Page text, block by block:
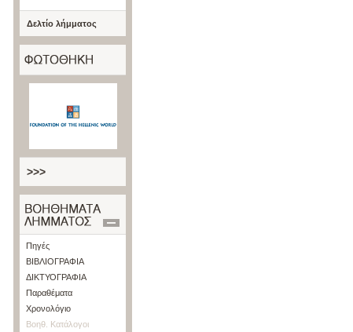
Δελτίο λήμματος
>>>
Πηγές
ΒΙΒΛΙΟΓΡΑΦΙΑ
ΔΙΚΤΥΟΓΡΑΦΙΑ
Παραθέματα
Χρονολόγιο
Βοηθ. Κατάλογοι